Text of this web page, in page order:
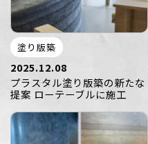
塗り版築
2025.12.08
プラスタル塗り版築の新たな
提案 ローテーブルに施工